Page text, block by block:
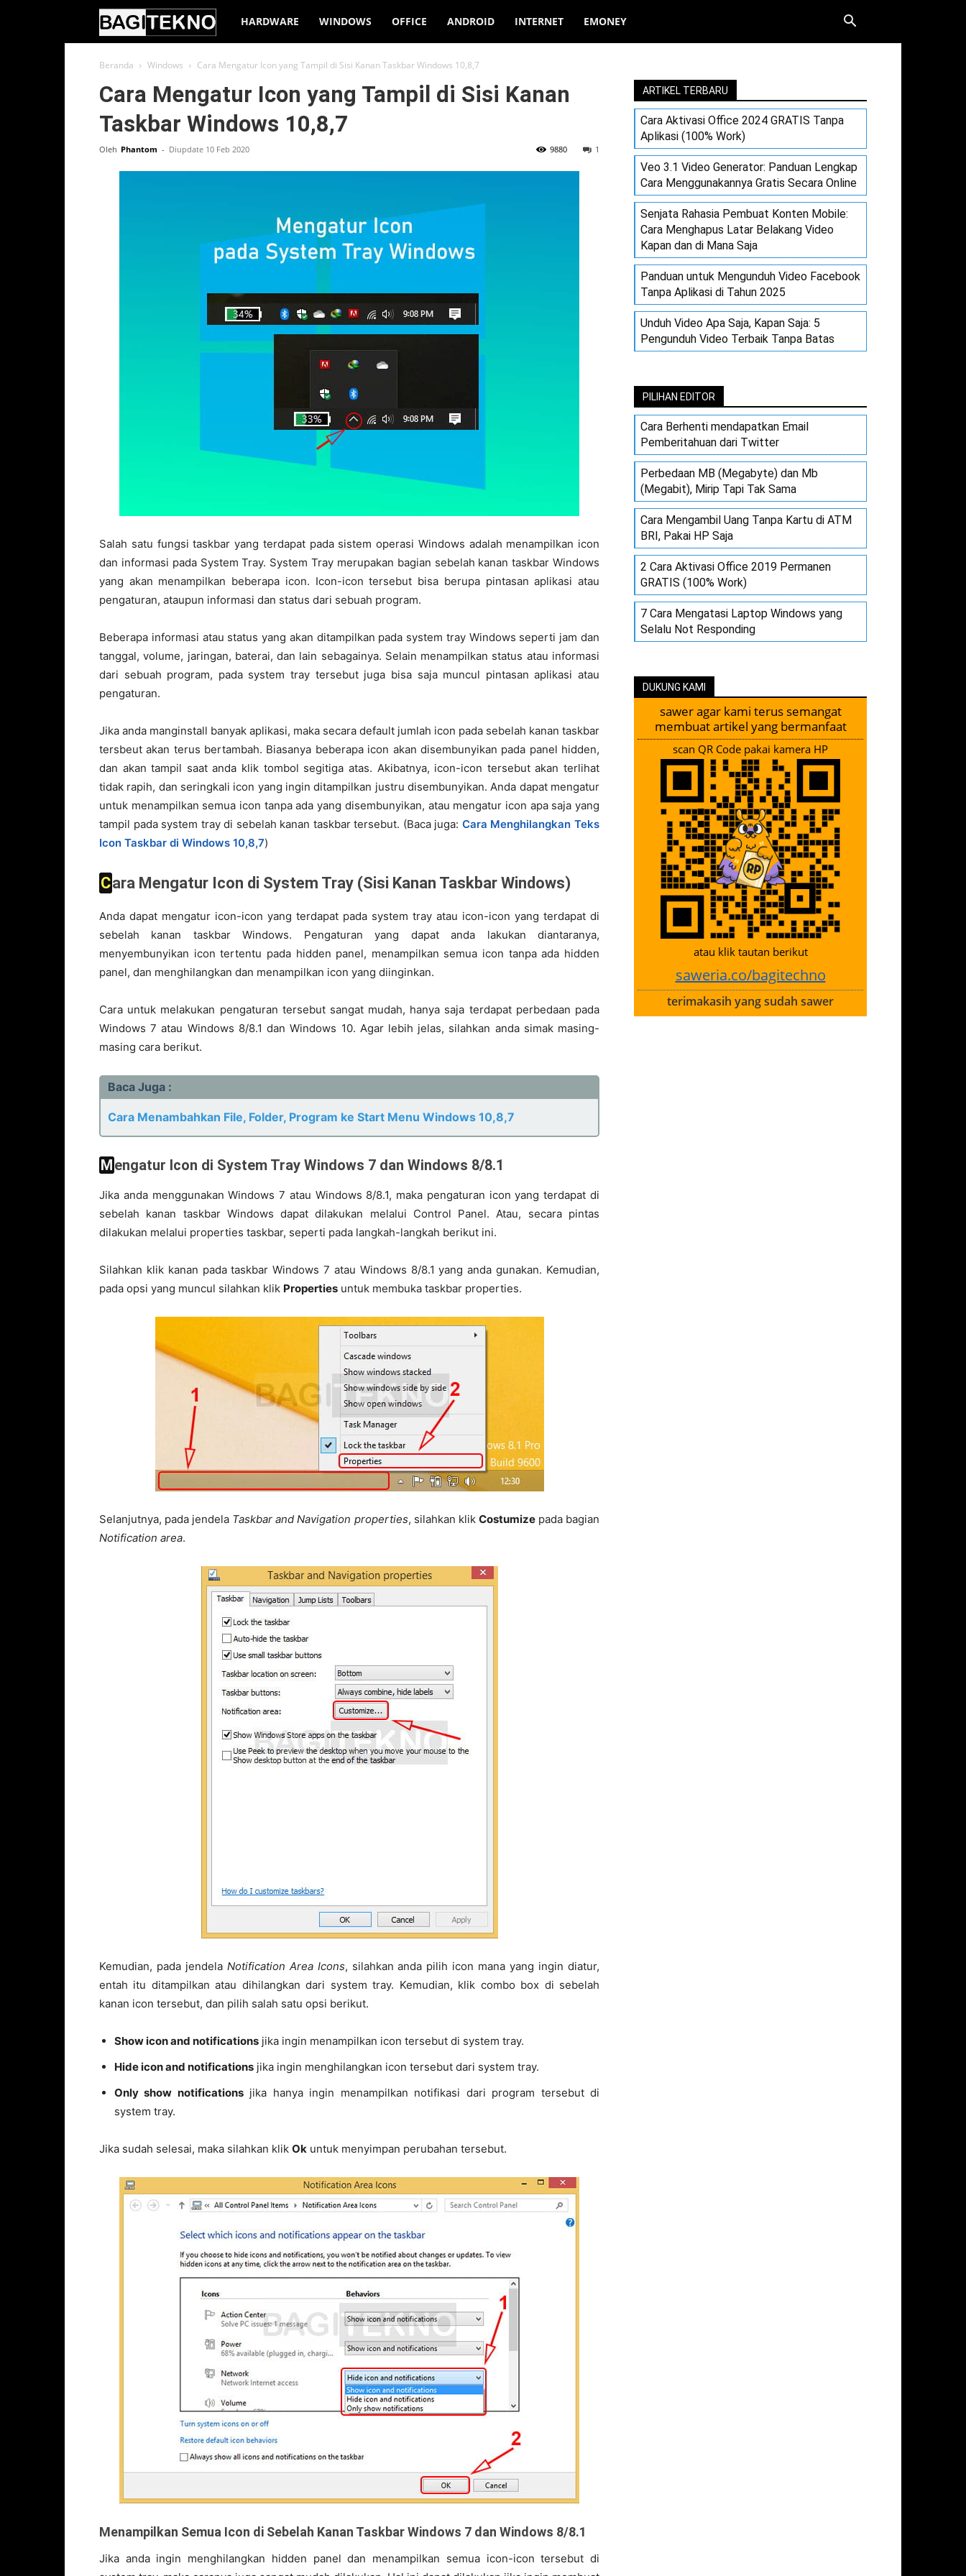
BagiTekno
HARDWARE WINDOWS OFFICE ANDROID INTERNET EMONEY
Beranda Windows Cara Mengatur Icon yang Tampil di Sisi Kanan Taskbar Windows 10,8,7
Cara Mengatur Icon yang Tampil di Sisi Kanan
Taskbar Windows 10,8,7
Oleh Phantom - Diupdate 10 Feb 2020 1
9880
Salah satu fungsi taskbar yang terdapat pada sistem operasi Windows adalah menampilkan icon
dan informasi pada System Tray. System Tray merupakan bagian sebelah kanan taskbar Windows
yang akan menampilkan beberapa icon. Icon-icon tersebut bisa berupa pintasan aplikasi atau
pengaturan, ataupun informasi dan status dari sebuah program.
Beberapa informasi atau status yang akan ditampilkan pada system tray Windows seperti jam dan
tanggal, volume, jaringan, baterai, dan lain sebagainya. Selain menampilkan status atau informasi
dari sebuah program, pada system tray tersebut juga bisa saja muncul pintasan aplikasi atau
pengaturan.
Jika anda manginstall banyak aplikasi, maka secara default jumlah icon pada sebelah kanan taskbar
tersbeut akan terus bertambah. Biasanya beberapa icon akan disembunyikan pada panel hidden,
dan akan tampil saat anda klik tombol segitiga atas. Akibatnya, icon-icon tersebut akan terlihat
tidak rapih, dan seringkali icon yang ingin ditampilkan justru disembunyikan. Anda dapat mengatur
untuk menampilkan semua icon tanpa ada yang disembunyikan, atau mengatur icon apa saja yang
tampil pada system tray di sebelah kanan taskbar tersebut. (Baca juga: Cara Menghilangkan Teks
Icon Taskbar di Windows 10,8,7)
Cara Mengatur Icon di System Tray (Sisi Kanan Taskbar Windows)
Anda dapat mengatur icon-icon yang terdapat pada system tray atau icon-icon yang terdapat di
sebelah kanan taskbar Windows. Pengaturan yang dapat anda lakukan diantaranya,
menyembunyikan icon tertentu pada hidden panel, menampilkan semua icon tanpa ada hidden
panel, dan menghilangkan dan menampilkan icon yang diinginkan.
Cara untuk melakukan pengaturan tersebut sangat mudah, hanya saja terdapat perbedaan pada
Windows 7 atau Windows 8/8.1 dan Windows 10. Agar lebih jelas, silahkan anda simak masing-
masing cara berikut.
Baca Juga :
Cara Menambahkan File, Folder, Program ke Start Menu Windows 10,8,7
Mengatur Icon di System Tray Windows 7 dan Windows 8/8.1
Jika anda menggunakan Windows 7 atau Windows 8/8.1, maka pengaturan icon yang terdapat di
sebelah kanan taskbar Windows dapat dilakukan melalui Control Panel. Atau, secara pintas
dilakukan melalui properties taskbar, seperti pada langkah-langkah berikut ini.
Silahkan klik kanan pada taskbar Windows 7 atau Windows 8/8.1 yang anda gunakan. Kemudian,
pada opsi yang muncul silahkan klik Properties untuk membuka taskbar properties.
Selanjutnya, pada jendela Taskbar and Navigation properties, silahkan klik Costumizepada bagian
Notification area.
Kemudian, pada jendela Notification Area Icons, silahkan anda pilih icon mana yang ingin diatur,
entah itu ditampilkan atau dihilangkan dari system tray. Kemudian, klik combo box di sebelah
kanan icon tersebut, dan pilih salah satu opsi berikut.
Show icon and notifications jika ingin menampilkan icon tersebut di system tray.
Hide icon and notifications jika ingin menghilangkan icon tersebut dari system tray.
Only show notificationsjika hanya ingin menampilkan notifikasi dari program tersebut di
system tray.
Jika sudah selesai, maka silahkan klik Ok untuk menyimpan perubahan tersebut.
Menampilkan Semua Icon di Sebelah Kanan Taskbar Windows 7 dan Windows 8/8.1
Jika anda ingin menghilangkan hidden panel dan menampilkan semua icon-icon tersebut di
ARTIKEL TERBARU
Cara Aktivasi Office 2024 GRATIS Tanpa
Aplikasi (100% Work)
Veo 3.1 Video Generator: Panduan Lengkap
Cara Menggunakannya Gratis Secara Online
Senjata Rahasia Pembuat Konten Mobile:
Cara Menghapus Latar Belakang Video
Kapan dan di Mana Saja
Panduan untuk Mengunduh Video Facebook
Tanpa Aplikasi di Tahun 2025
Unduh Video Apa Saja, Kapan Saja: 5
Pengunduh Video Terbaik Tanpa Batas
PILIHAN EDITOR
Cara Berhenti mendapatkan Email
Pemberitahuan dari Twitter
Perbedaan MB (Megabyte) dan Mb
(Megabit), Mirip Tapi Tak Sama
Cara Mengambil Uang Tanpa Kartu di ATM
BRI, Pakai HP Saja
2 Cara Aktivasi Office 2019 Permanen
GRATIS (100% Work)
7 Cara Mengatasi Laptop Windows yang
Selalu Not Responding
DUKUNG KAMI
sawer agar kami terus semangat
membuat artikel yang bermanfaat
scan QR Code pakai kamera HP
atau klik tautan berikut
saweria.co/bagitechno
terimakasih yang sudah sawer